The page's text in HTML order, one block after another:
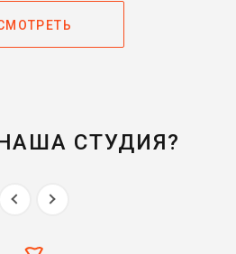
СТУДИЯ?